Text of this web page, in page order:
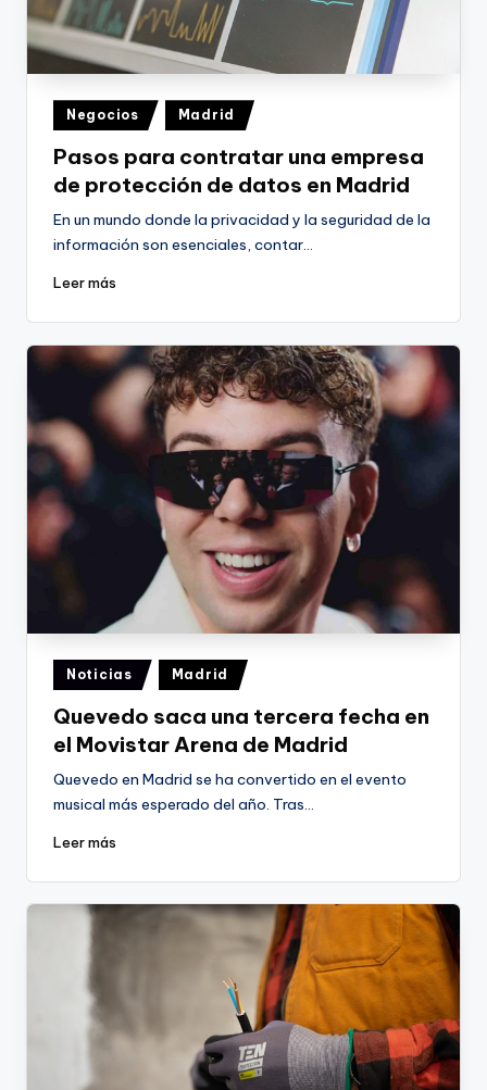
Publicado
en
Negocios Madrid
Pasos para contratar una empresa
de protección de datos en Madrid
En un mundo donde la privacidad y la seguridad de la
información son esenciales, contar…
Leer más
Publicado
en
Noticias Madrid
Quevedo saca una tercera fecha en
el Movistar Arena de Madrid
Quevedo en Madrid se ha convertido en el evento
musical más esperado del año. Tras…
Leer más